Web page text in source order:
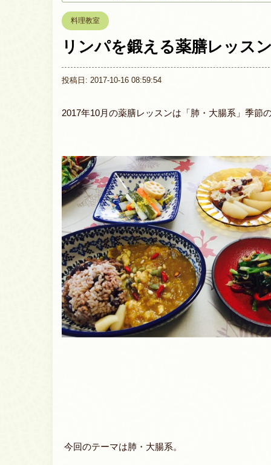
料理教室
リンパを鍛える薬膳レッス
投稿日: 2017-10-16 08:59:54
2017年10月の薬膳レッスンは「肺・大腸系」季節
今回のテーマは肺・大腸系。